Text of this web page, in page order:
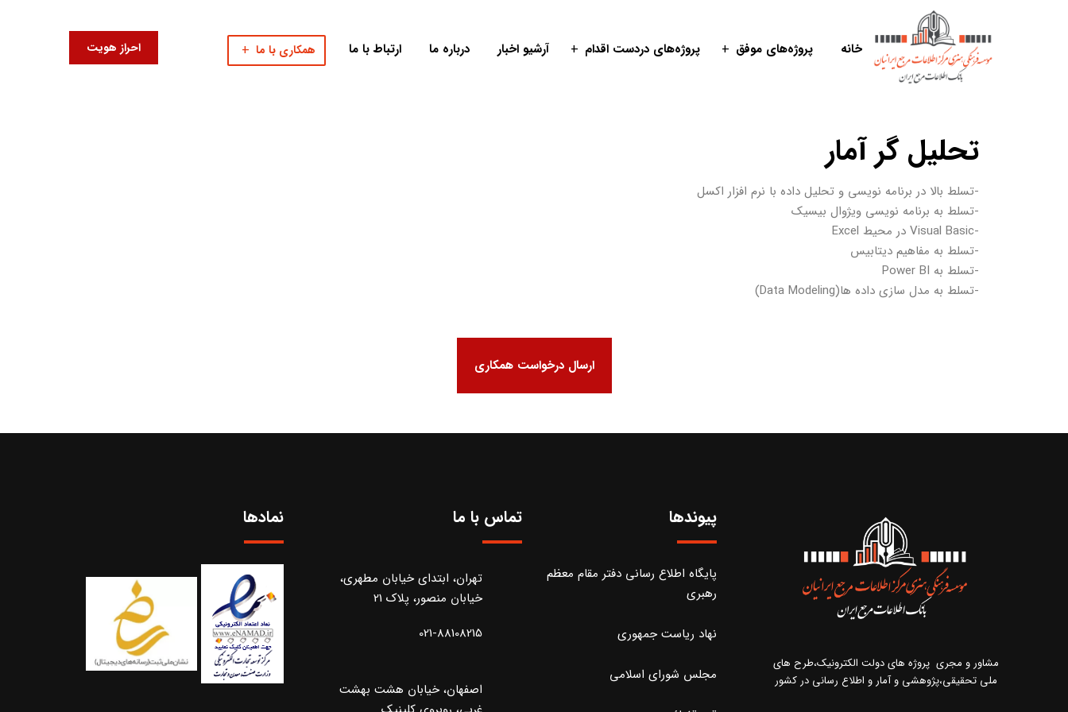
خانه پروژه‌های موفق پروژه‌های دردست اقدام آرشیو اخبار درباره ما ارتباط با ما همکاری با ما احراز هویت
تحلیل گر آمار​
-تسلط بالا در برنامه نویسی و تحلیل داده با نرم افزار اکسل
-تسلط به برنامه نویسی ویژوال بیسیک
-Visual Basic در محیط Excel
-تسلط به مفاهیم دیتابیس
-تسلط به Power BI
-تسلط به مدل سازی داده ها(Data Modeling)
ارسال درخواست همکاری
مشاور و مجری پروژه های دولت الکترونیک،طرح های
ملی تحقیقی،پژوهشی و آمار و اطلاع رسانی در کشور
پیوندها
پایگاه اطلاع رسانی دفتر مقام معظم
رهبری
نهاد ریاست جمهوری
مجلس شورای اسلامی
تماس با ما
تهران، ابتدای خیابان مطهری،
خیابان منصور، پلاک 21
021-88108215
اصفهان، خیابان هشت بهشت
نمادها